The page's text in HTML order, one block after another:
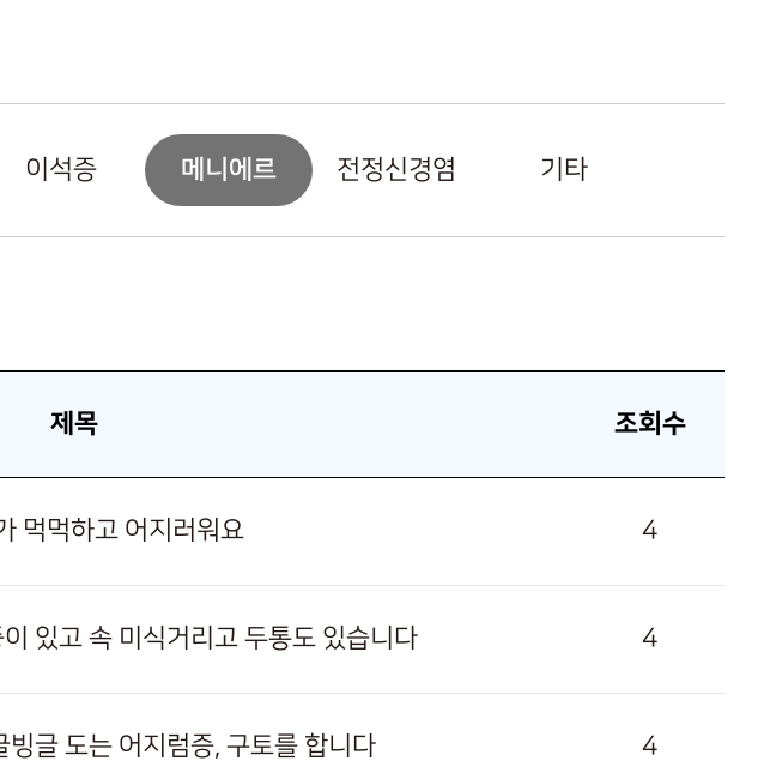
이석증 메니에르 전정신경염 기타
제목 조회수
먹먹하고 어지러워요 4
있고 속 미식거리고 두통도 있습니다 4
빙글 도는 어지럼증, 구토를 합니다 4